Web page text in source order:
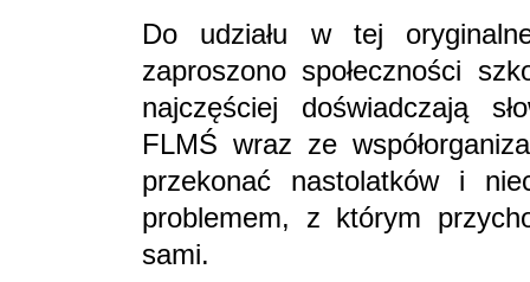
Do udziału w tej
zaproszono społeczności
najczęściej doświadczają
FLMŚ wraz ze
przekonać nastolatków i
problemem, z którym
sami.